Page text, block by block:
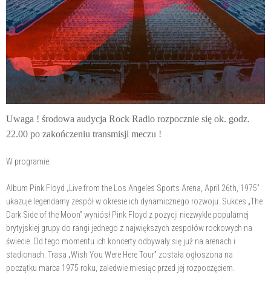
Uwaga ! środowa audycja Rock Radio rozpocznie się ok. godz.
22.00 po zakończeniu transmisji meczu !
W programie:
Album Pink Floyd „Live from the Los Angeles Sports Arena, April 26th, 1975”
ukazuje legendarny zespół w okresie ich dynamicznego rozwoju. Sukces „The
Dark Side of the Moon” wyniósł Pink Floyd z pozycji niezwykle popularnej
brytyjskiej grupy do rangi jednego z największych zespołów rockowych na
świecie. Od tego momentu ich koncerty odbywały się już na arenach i
stadionach. Trasa „Wish You Were Here Tour” została ogłoszona na
początku marca 1975 roku, zaledwie miesiąc przed jej rozpoczęciem.